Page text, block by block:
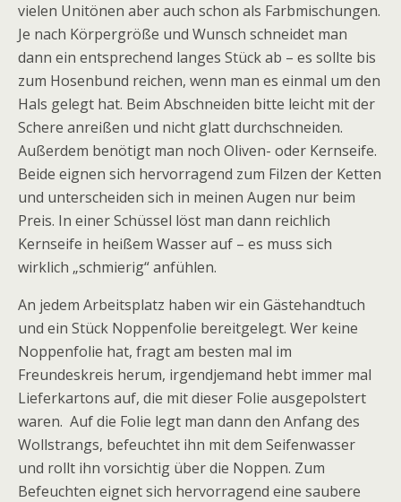
vielen Unitönen aber auch schon als Farbmischungen.
Je nach Körpergröße und Wunsch schneidet man
dann ein entsprechend langes Stück ab – es sollte bis
zum Hosenbund reichen, wenn man es einmal um den
Hals gelegt hat. Beim Abschneiden bitte leicht mit der
Schere anreißen und nicht glatt durchschneiden.
Außerdem benötigt man noch Oliven- oder Kernseife.
Beide eignen sich hervorragend zum Filzen der Ketten
und unterscheiden sich in meinen Augen nur beim
Preis. In einer Schüssel löst man dann reichlich
Kernseife in heißem Wasser auf – es muss sich
wirklich „schmierig“ anfühlen.
An jedem Arbeitsplatz haben wir ein Gästehandtuch
und ein Stück Noppenfolie bereitgelegt. Wer keine
Noppenfolie hat, fragt am besten mal im
Freundeskreis herum, irgendjemand hebt immer mal
Lieferkartons auf, die mit dieser Folie ausgepolstert
waren. Auf die Folie legt man dann den Anfang des
Wollstrangs, befeuchtet ihn mit dem Seifenwasser
und rollt ihn vorsichtig über die Noppen. Zum
Befeuchten eignet sich hervorragend eine saubere